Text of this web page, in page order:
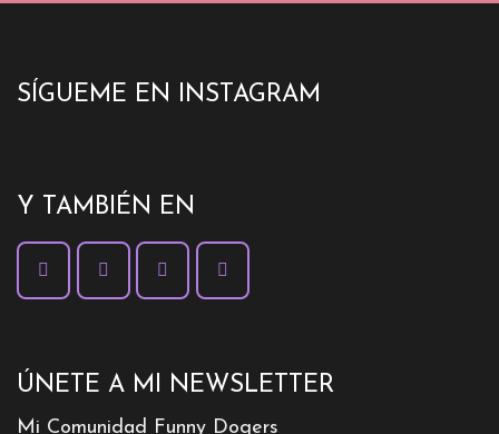
SÍGUEME EN INSTAGRAM
Y TAMBIÉN EN
ÚNETE A MI NEWSLETTER
Mi Comunidad Funny Dogers